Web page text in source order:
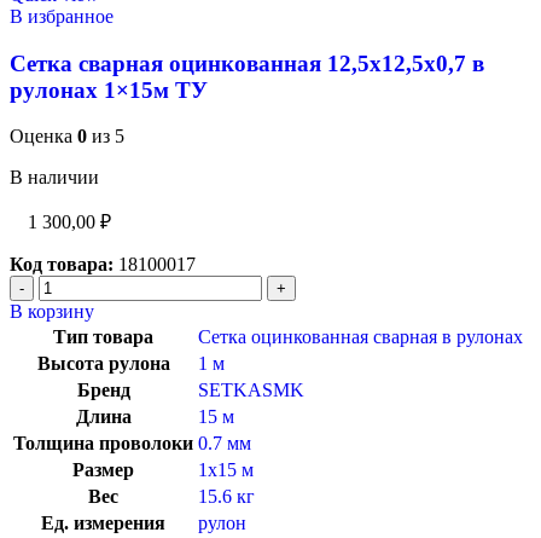
В избранное
Сетка сварная оцинкованная 12,5х12,5х0,7 в
рулонах 1×15м ТУ
Оценка 0 из 5
В наличии
1 300,00 ₽
Код товара: 18100017
В корзину
Тип товара
Сетка оцинкованная сварная в рулонах
Высота рулона
1 м
Бренд
SETKASMK
Длина
15 м
Толщина проволоки 0.7 мм
Размер
1х15 м
Вес
15.6 кг
Ед. измерения
рулон